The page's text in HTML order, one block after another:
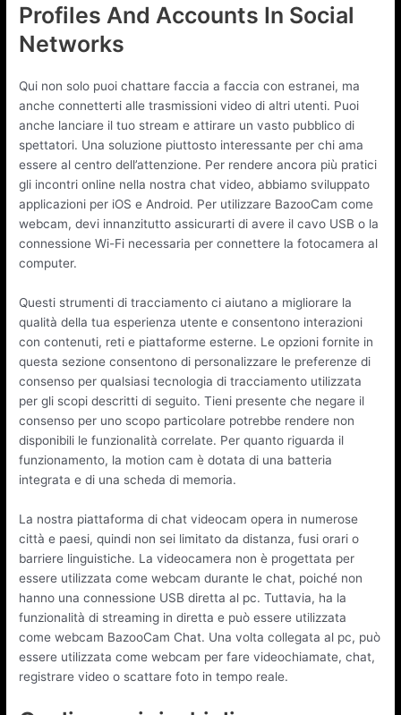
Profiles And Accounts In Social
Networks
Qui non solo puoi chattare faccia a faccia con estranei, ma
anche connetterti alle trasmissioni video di altri utenti. Puoi
anche lanciare il tuo stream e attirare un vasto pubblico di
spettatori. Una soluzione piuttosto interessante per chi ama
essere al centro dell’attenzione. Per rendere ancora più pratici
gli incontri online nella nostra chat video, abbiamo sviluppato
applicazioni per iOS e Android. Per utilizzare BazooCam come
webcam, devi innanzitutto assicurarti di avere il cavo USB o la
connessione Wi-Fi necessaria per connettere la fotocamera al
computer.
Questi strumenti di tracciamento ci aiutano a migliorare la
qualità della tua esperienza utente e consentono interazioni
con contenuti, reti e piattaforme esterne. Le opzioni fornite in
questa sezione consentono di personalizzare le preferenze di
consenso per qualsiasi tecnologia di tracciamento utilizzata
per gli scopi descritti di seguito. Tieni presente che negare il
consenso per uno scopo particolare potrebbe rendere non
disponibili le funzionalità correlate. Per quanto riguarda il
funzionamento, la motion cam è dotata di una batteria
integrata e di una scheda di memoria.
La nostra piattaforma di chat videocam opera in numerose
città e paesi, quindi non sei limitato da distanza, fusi orari o
barriere linguistiche. La videocamera non è progettata per
essere utilizzata come webcam durante le chat, poiché non
hanno una connessione USB diretta al pc. Tuttavia, ha la
funzionalità di streaming in diretta e può essere utilizzata
come webcam BazooCam Chat. Una volta collegata al pc, può
essere utilizzata come webcam per fare videochiamate, chat,
registrare video o scattare foto in tempo reale.